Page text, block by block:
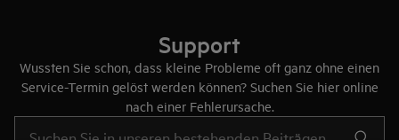
Support
Wussten Sie schon, dass kleine Probleme oft ganz ohne einen
Service-Termin gelöst werden können? Suchen Sie hier online
nach einer Fehlerursache.